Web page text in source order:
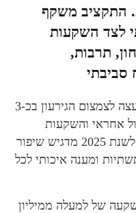
התקציב משקף
לצד השקעות
תרבות,
במהלך השנה האחרונה פעלה המועצה לצמצום הגירעון בכ-3
אחראי והשקעות
ישירות לטובת התושבים. התקציב לשנת 2025 מדגיש שיפור
ומענה איכותי לכל
של למעלה ממיליון